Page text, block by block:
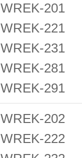
WREK-201
WREK-221
WREK-231
WREK-281
WREK-291
WREK-202
WREK-222